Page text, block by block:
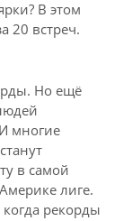
В этом
20 встреч.
Но ещё
многие
в самой
лиге.
рекорды